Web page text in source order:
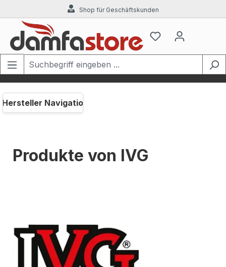
Zum Hauptinhalt springenShop für Geschäftskunden
Hersteller Navigation
Produkte von IVG